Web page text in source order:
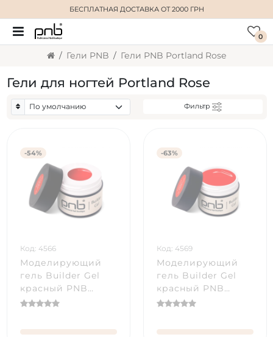
БЕСПЛАТНАЯ ДОСТАВКАОТ 2000 ГРН
0
Гели PNB Гели PNB Portland Rose
Гели для ногтей Portland Rose
Фильтр
-54%
Код: 4566
Моделирующий
гель Builder Gel
красный PNB
Heart of Portland
-63%
Код: 4569
Моделирующий
гель Builder Gel
красный PNB
Heart of Portland (5